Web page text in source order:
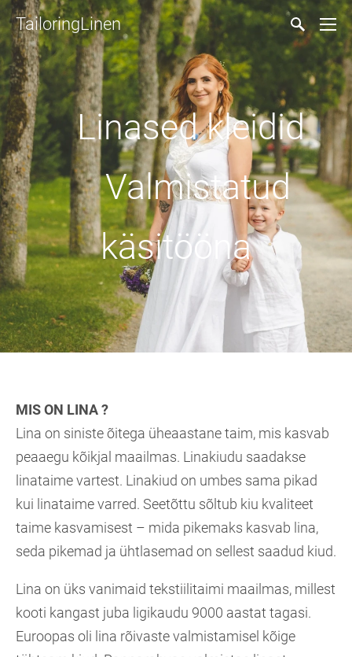
TailoringLinen
Linased kleidid
Valmistatud
käsitööna
MIS ON LINA ?
Lina on siniste õitega üheaastane taim, mis kasvab
peaaegu kõikjal maailmas. Linakiudu saadakse
linataime vartest. Linakiud on umbes sama pikad
kui linataime varred. Seetõttu sõltub kiu kvaliteet
taime kasvamisest – mida pikemaks kasvab lina,
seda pikemad ja ühtlasemad on sellest saadud kiud.
Lina on üks vanimaid tekstiilitaimi maailmas, millest
kooti kangast juba ligikaudu 9000 aastat tagasi.
Euroopas oli lina rõivaste valmistamisel kõige